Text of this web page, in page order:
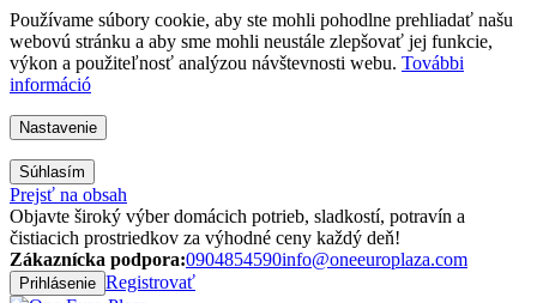
Používame súbory cookie, aby ste mohli pohodlne prehliadať našu
webovú stránku a aby sme mohli neustále zlepšovať jej funkcie,
výkon a použiteľnosť analýzou návštevnosti webu. További
információ
Nastavenie
Súhlasím
Prejsť na obsah
Objavte široký výber domácich potrieb, sladkostí, potravín a
čistiacich prostriedkov za výhodné ceny každý deň!
Zákaznícka podpora:0904854590info@oneeuroplaza.com
Prihlásenie Registrovať